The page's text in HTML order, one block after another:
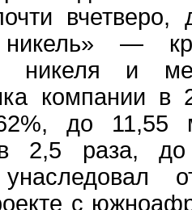
никель» —
никеля и
компании
до 11,55
2,5 раза, до
с